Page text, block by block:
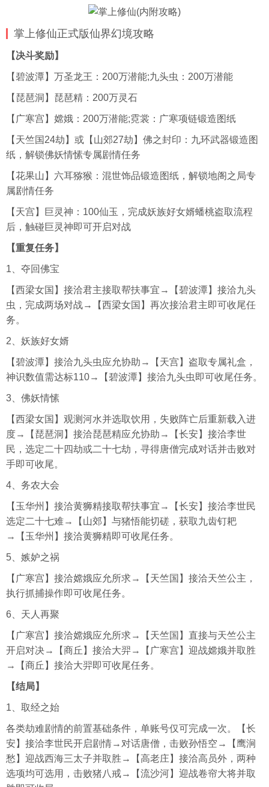
掌上修仙正式版仙界幻境攻略
【决斗奖励】
【碧波潭】万圣龙王：200万潜能;九头虫：200万潜能
【琵琶洞】琵琶精：200万灵石
【广寒宫】嫦娥：200万潜能;霓裳：广寒项链锻造图纸
【天竺国24劫】或【山郊27劫】佛之封印：九环武器锻造图
纸，解锁佛妖情愫专属剧情任务
【花果山】六耳猕猴：混世饰品锻造图纸，解锁地阁之局专
属剧情任务
【天宫】巨灵神：100仙玉，完成妖族好女婿蟠桃盗取流程
后，触碰巨灵神即可开启对战
【重复任务】
1、夺回佛宝
【西梁女国】接洽君主接取帮扶事宜→【碧波潭】接洽九头
虫，完成两场对战→【西梁女国】再次接洽君主即可收尾任
务。
2、妖族好女婿
【碧波潭】接洽九头虫应允协助→【天宫】盗取专属礼盒，
神识数值需达标110→【碧波潭】接洽九头虫即可收尾任务。
3、佛妖情愫
【西梁女国】观测河水并选取饮用，失败阵亡后重新载入进
度→【琵琶洞】接洽琵琶精应允协助→【长安】接洽李世
民，选定二十四劫或二十七劫，寻得唐僧完成对话并击败对
手即可收尾。
4、务农大会
【玉华州】接洽黄狮精接取帮扶事宜→【长安】接洽李世民
选定二十七难→【山郊】与猪悟能切磋，获取九齿钉耙
→【玉华州】接洽黄狮精即可收尾任务。
5、嫉妒之祸
【广寒宫】接洽嫦娥应允所求→【天竺国】接洽天竺公主，
执行抓捕操作即可收尾任务。
6、天人再聚
【广寒宫】接洽嫦娥应允所求→【天竺国】直接与天竺公主
开启对决→【商丘】接洽大羿→【广寒宫】迎战嫦娥并取胜
→【商丘】接洽大羿即可收尾任务。
【结局】
1、取经之始
各类劫难剧情的前置基础条件，单账号仅可完成一次。【长
安】接洽李世民开启剧情→对话唐僧，击败孙悟空→【鹰涧
愁】迎战西海三太子并取胜→【高老庄】接洽高员外，两种
选项均可选用，击败猪八戒→【流沙河】迎战卷帘大将并取